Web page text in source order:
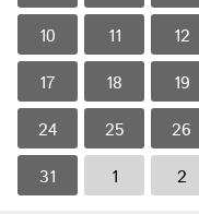
10 11 12
17 18 19
24 25 26
31 1 2